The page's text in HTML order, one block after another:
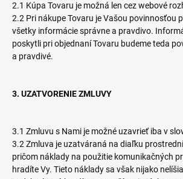
2.1 Kúpa Tovaru je možná len cez webové
2.2 Pri nákupe Tovaru je Vašou povinnosťou
všetky informácie správne a pravdivo.
poskytli pri objednaní Tovaru budeme teda
a pravdivé.
3. UZATVORENIE ZMLUVY
3.1 Zmluvu s Nami je možné uzavrieť iba v
3.2 Zmluva je uzatváraná na diaľku
pričom náklady na použitie komunikačných
hradíte Vy. Tieto náklady sa však nijako